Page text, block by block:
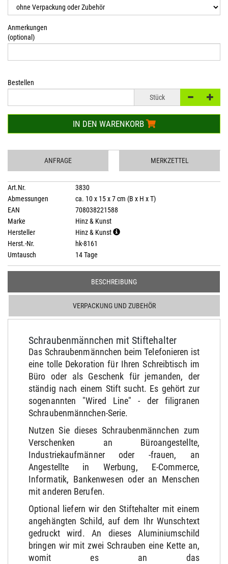
Anmerkungen
(optional)
Bestellen
Stück
IN DEN WARENKORB
ANFRAGE MERKZETTEL
Art.Nr.
3830
Abmessungen
ca. 10 x 15 x 7 cm (B x H x T)
EAN
708038221588
Marke
Hinz & Kunst
Hersteller
Hinz & Kunst
Herst.-Nr.
hk-8161
Umtausch
14 Tage
BESCHREIBUNG
VERPACKUNG UND ZUBEHÖR
Schraubenmännchen mit Stiftehalter
Das Schraubenmännchen beim Telefonieren ist
eine tolle Dekoration für Ihren Schreibtisch im
Büro oder als Geschenk für jemanden, der
ständig nach einem Stift sucht. Es gehört zur
sogenannten "Wired Line" - der filigranen
Schraubenmännchen-Serie.
Nutzen Sie dieses Schraubenmännchen zum
Verschenken an Büroangestellte,
Industriekaufmänner oder -frauen, an
Angestellte in Werbung, E-Commerce,
Informatik, Bankenwesen oder an Menschen
mit anderen Berufen.
Optional liefern wir den Stiftehalter mit einem
angehängten Schild, auf dem Ihr Wunschtext
gedruckt wird. An dieses Aluminiumschild
bringen wir mit zwei Schrauben eine Kette an,
womit es an das